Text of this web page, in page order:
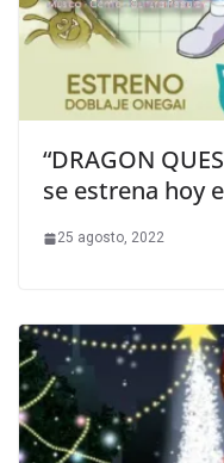
“DRAGON
se estrena hoy
25 agosto, 2022